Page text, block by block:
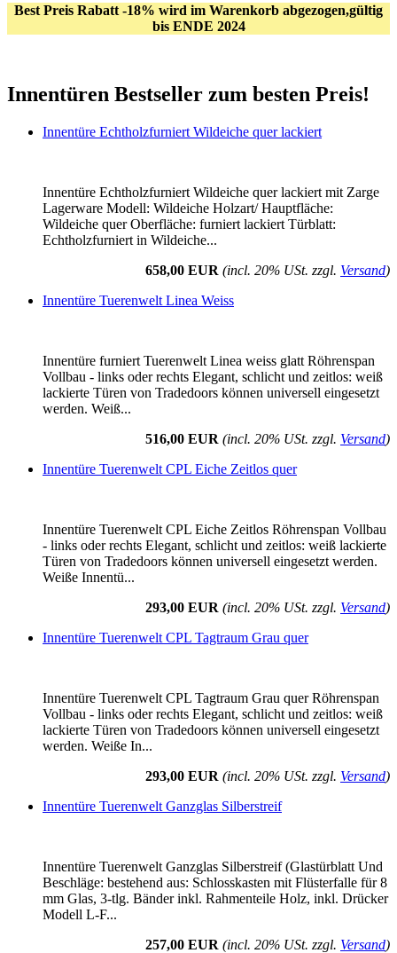
Best Preis Rabatt -18% wird im Warenkorb abgezogen,gültig
bis ENDE 2024
Innentüren Bestseller zum besten Preis!
Innentüre Echtholzfurniert Wildeiche quer lackiert
Innentüre Echtholzfurniert Wildeiche quer lackiert mit Zarge
Lagerware Modell: Wildeiche Holzart/ Hauptfläche:
Wildeiche quer Oberfläche: furniert lackiert Türblatt:
Echtholzfurniert in Wildeiche...
658,00 EUR (incl. 20% USt. zzgl. Versand)
Innentüre Tuerenwelt Linea Weiss
Innentüre furniert Tuerenwelt Linea weiss glatt Röhrenspan
Vollbau - links oder rechts Elegant, schlicht und zeitlos: weiß
lackierte Türen von Tradedoors können universell eingesetzt
werden. Weiß...
516,00 EUR (incl. 20% USt. zzgl. Versand)
Innentüre Tuerenwelt CPL Eiche Zeitlos quer
Innentüre Tuerenwelt CPL Eiche Zeitlos Röhrenspan Vollbau
- links oder rechts Elegant, schlicht und zeitlos: weiß lackierte
Türen von Tradedoors können universell eingesetzt werden.
Weiße Innentü...
293,00 EUR (incl. 20% USt. zzgl. Versand)
Innentüre Tuerenwelt CPL Tagtraum Grau quer
Innentüre Tuerenwelt CPL Tagtraum Grau quer Röhrenspan
Vollbau - links oder rechts Elegant, schlicht und zeitlos: weiß
lackierte Türen von Tradedoors können universell eingesetzt
werden. Weiße In...
293,00 EUR (incl. 20% USt. zzgl. Versand)
Innentüre Tuerenwelt Ganzglas Silberstreif
Innentüre Tuerenwelt Ganzglas Silberstreif (Glastürblatt Und
Beschläge: bestehend aus: Schlosskasten mit Flüsterfalle für 8
mm Glas, 3-tlg. Bänder inkl. Rahmenteile Holz, inkl. Drücker
Modell L-F...
257,00 EUR (incl. 20% USt. zzgl. Versand)